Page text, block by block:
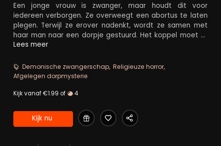
Een jonge vrouw is zwanger, maar houdt dit voor
iedereen verborgen. Ze overweegt een abortus te laten
plegen. Terwijl ze erover nadenkt, wordt ze samen met
haar man naar een dorpje gestuurd. Het koppel moet er
een gerucht over bezetenheid onderzoeken. De vrouw
duistere dingen gebeurd zijn...
Lees meer
Demonische zwangerschap Religieuze horror
Afgelegen dorpmysterie
Kijk vanaf €1.99 of 4
Kijk nu